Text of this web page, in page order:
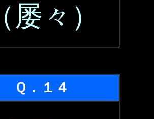
（屡々）
Ｑ．１４